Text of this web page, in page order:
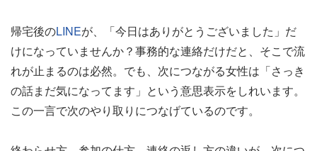
帰宅後のLINEが、「今日はありがとうございました」だ
けになっていませんか？事務的な連絡だけだと、そこで流
れが止まるのは必然。でも、次につながる女性は「さっき
の話まだ気になってます」という意思表示をしれいます。
この一言で次のやり取りにつなげているのです。